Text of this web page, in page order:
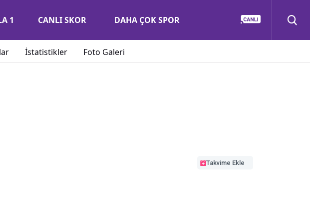
1 CANLI SKOR DAHA ÇOK SPOR
İstatistikler Foto Galeri
Takvime Ekle